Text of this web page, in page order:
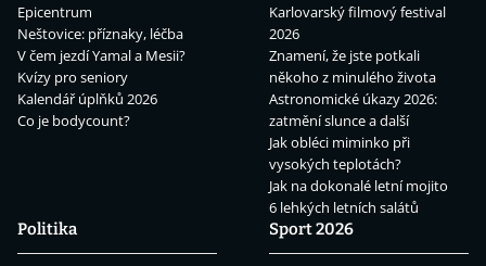
Epicentrum
Neštovice: příznaky, léčba
V čem jezdí Yamal a Mesii?
Kvízy pro seniory
Kalendář úplňků 2026
Co je bodycount?
Karlovarský filmový festival
2026
Znamení, že jste potkali
někoho z minulého života
Astronomické úkazy 2026:
zatmění slunce a další
Jak obléci miminko při
vysokých teplotách?
Jak na dokonalé letní mojito
6 lehkých letních salátů
Politika
Sport 2026